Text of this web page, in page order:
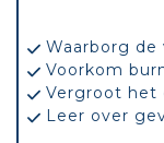
Waarborg de
Voorkom
Vergroot het
Leer over